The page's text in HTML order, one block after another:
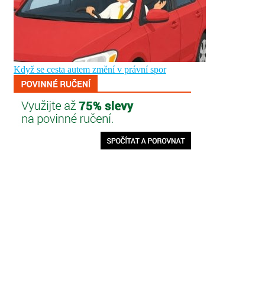
Když se cesta autem změní v právní spor